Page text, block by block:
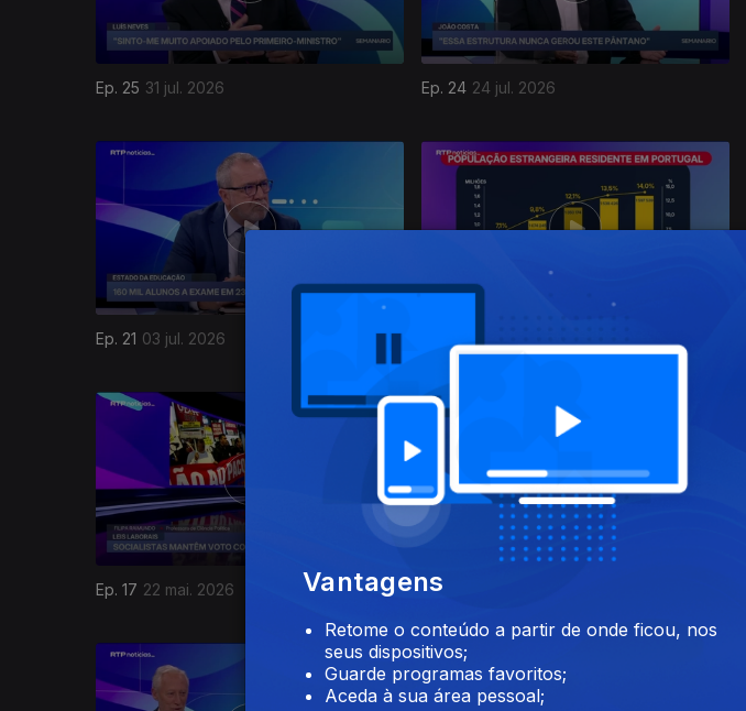
Ep. 25 31 jul. 2026 Ep. 24 24 jul. 2026
Ep. 21 03 jul. 2026 26 jun. 2026
Ep. 17 22 mai. 2026 Ep. 16
926353
Vantagens
Retome o conteúdo a partir de onde ficou, nos
seus dispositivos;
Guarde programas favoritos;
Aceda à sua área pessoal;